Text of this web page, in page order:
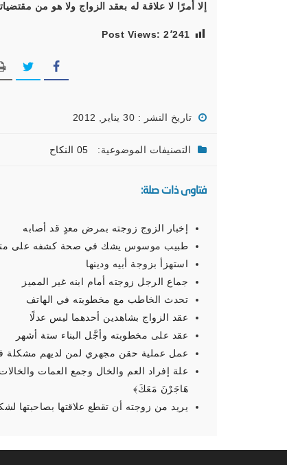
إلا أمرًا لا علاقة له بعقد الزواج ولا هو من
Post Views: 2٬241
تاريخ النشر : 30 يناير, 2012
التصنيفات الموضوعية: 05 النكاح
فتاوى ذات صلة:
إخبار الزوج زوجته بمرض معدٍ قد أصابه
طبيب موسوس يشك في صحة كشفه على
استهزأ بزوجة أبيه ودينها
جماع الرجل زوجته أمام ابنه غير المميز
تحدث الخاطب مع مخطوبته في الهاتف
عقد الزواج بشاهدين أحدهما ليس عدلًا
عقد على مخطوبته وأجَّل البناء ستة أشهر
عمل عملية حقن مجهري لمن لديهم مشكلة
علة إفراد العم والخال وجمع العمات
هَاجَرْنَ مَعَكَ﴾
يريد من زوجته أن تقطع علاقتها بصاحبتها